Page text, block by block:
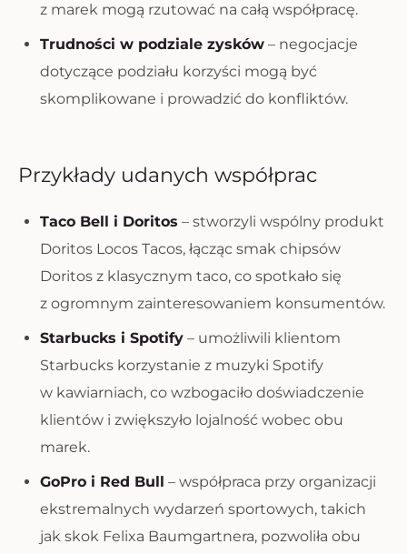
z marek mogą rzutować na całą współpracę.
Trudności w podziale zysków – negocjacje
dotyczące podziału korzyści mogą być
skomplikowane i prowadzić do konfliktów.
Przykłady udanych współprac
Taco Bell i Doritos – stworzyli wspólny produkt
Doritos Locos Tacos, łącząc smak chipsów
Doritos z klasycznym taco, co spotkało się
z ogromnym zainteresowaniem konsumentów.
Starbucks i Spotify – umożliwili klientom
Starbucks korzystanie z muzyki Spotify
w kawiarniach, co wzbogaciło doświadczenie
klientów i zwiększyło lojalność wobec obu
marek.
GoPro i Red Bull – współpraca przy organizacji
ekstremalnych wydarzeń sportowych, takich
jak skok Felixa Baumgartnera, pozwoliła obu